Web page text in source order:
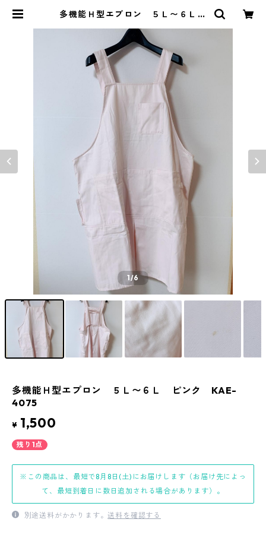
多機能Ｈ型エプロン ５Ｌ〜６Ｌ
RODUCE
1/6
多機能Ｈ型エプロン ５Ｌ〜６Ｌ ピンク KAE-
4075
¥ 1,500
残り1点
※この商品は、最短で8月8日(土)にお届けします（お届け先によっ
て、最短到着日に数日追加される場合があります）。
別途送料がかかります。送料を確認する